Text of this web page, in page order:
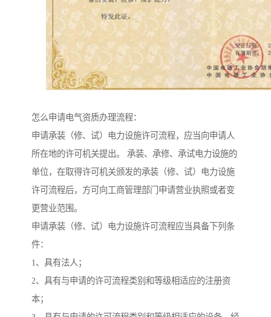
怎么申请电气资质办理流程：
申请承装（修、试）电力设施许可流程，应当向申请人
所在地的许可机关提出。 承装、承修、承试电力设施的
单位，在取得许可机关颁发的承装（修、试）电力设施
许可流程后，方可向工商管理部门申请营业执照或者变
更营业范围。
申请承装（修、试）电力设施许可流程应当具备下列条
件：
1、具有法人；
2、具有与申请的许可流程类别和等级相适应的注册资
本；